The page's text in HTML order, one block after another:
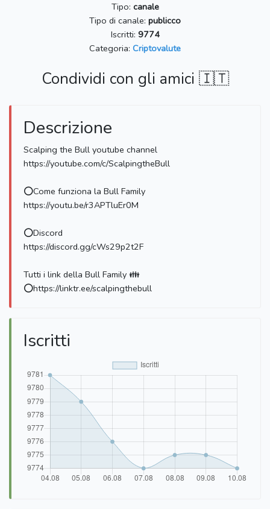
Tipo: canale
Tipo di canale: publicco
Iscritti: 9774
Categoria: Criptovalute
Condividi con gli amici 🇮🇹
Descrizione
Scalping the Bull youtube channel
https://youtube.com/c/ScalpingtheBull
⭕Come funziona la Bull Family
https://youtu.be/r3APTluEr0M
⭕Discord
https://discord.gg/cWs29p2t2F
Tutti i link della Bull Family 👪
⭕https://linktr.ee/scalpingthebull
Iscritti